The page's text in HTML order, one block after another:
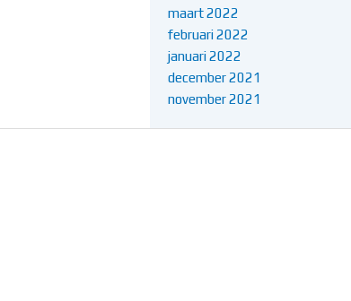
maart 2022
februari 2022
januari 2022
december 2021
november 2021